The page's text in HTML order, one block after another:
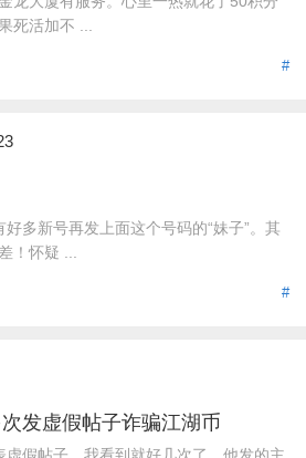
死活加不 ...
#
多新号再发上面这个号码的“妹子”。其
！怀疑 ...
#
发虚假帖子诈骗江湖币